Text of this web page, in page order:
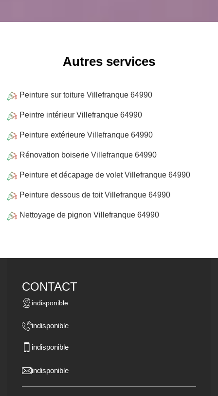
Autres services
Peinture sur toiture Villefranque 64990
Peintre intérieur Villefranque 64990
Peinture extérieure Villefranque 64990
Rénovation boiserie Villefranque 64990
Peinture et décapage de volet Villefranque 64990
Peinture dessous de toit Villefranque 64990
Nettoyage de pignon Villefranque 64990
CONTACT
indisponible
indisponible
indisponible
indisponible